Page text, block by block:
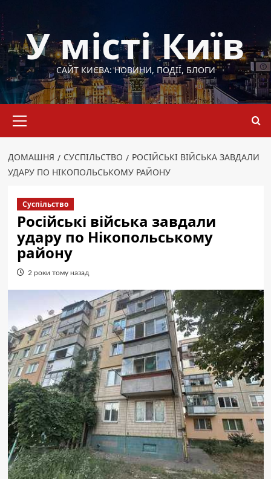
до
вмістуУ місті Київ
САЙТ КИЄВА: НОВИНИ, ПОДІЇ, БЛОГИ
меню
ДОМАШНЯ СУСПІЛЬСТВО
РОСІЙСЬКІ ВІЙСЬКА ЗАВДАЛИ
УДАРУ ПО НІКОПОЛЬСЬКОМУ РАЙОНУ
Суспільство
Російські війська завдали
удару по Нікопольському
району
2 роки тому назад